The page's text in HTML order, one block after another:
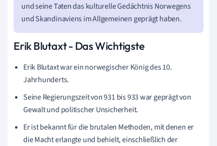
und seine Taten das kulturelle Gedächtnis Norwegens
und Skandinaviens im Allgemeinen geprägt haben.
Erik Blutaxt - Das Wichtigste
Erik Blutaxt war ein norwegischer König des 10.
Jahrhunderts.
Seine Regierungszeit von 931 bis 933 war geprägt von
Gewalt und politischer Unsicherheit.
Er ist bekannt für die brutalen Methoden, mit denen er
die Macht erlangte und behielt, einschließlich der